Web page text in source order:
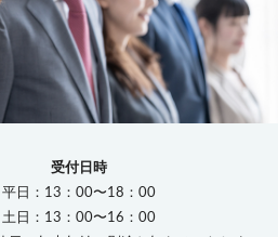
受付日時
平日：13：00〜18：00
土日：13：00〜16：00